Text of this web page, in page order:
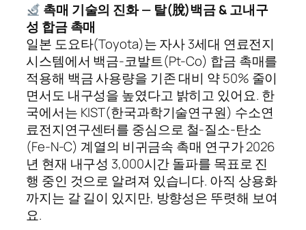
촉매 기술의 진화 — 탈(脫)백금 & 고내구
성 합금 촉매
일본 도요타(Toyota)는 자사 3세대 연료전지
시스템에서 백금-코발트(Pt-Co) 합금 촉매를
적용해 백금 사용량을 기존 대비 약 50% 줄이
면서도 내구성을 높였다고 밝히고 있어요. 한
국에서는 KIST(한국과학기술연구원) 수소연
료전지연구센터를 중심으로 철-질소-탄소
(Fe-N-C) 계열의 비귀금속 촉매 연구가 2026
년 현재 내구성 3,000시간 돌파를 목표로 진
행 중인 것으로 알려져 있습니다. 아직 상용화
까지는 갈 길이 있지만, 방향성은 뚜렷해 보여
요.